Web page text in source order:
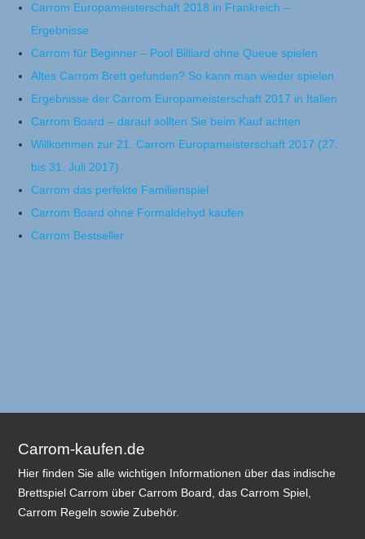
Carrom Europameisterschaft 2018 in Frankreich –
Ergebnisse
Carrom für Beginner – Pool Billiard ohne Queue spielen
Altes Carrom Brett gefunden? So kann man wieder spielen
Ergebnisse der Carrom Europameisterschaft 2017 in Italien
Carrom Board – darauf sollten Sie beim Kauf achten
Willkommen zur 21. Carrom Europameisterschaft 2017 (27.
bis 31. Juli 2017)
Carrom das perfekte Familienspiel
Carrom Board ohne Formaldehyd kaufen
Carrom Bestseller
Carrom-kaufen.de
Hier finden Sie alle wichtigen Informationen über das indische
Brettspiel Carrom über Carrom Board, das Carrom Spiel,
Carrom Regeln sowie Zubehör.